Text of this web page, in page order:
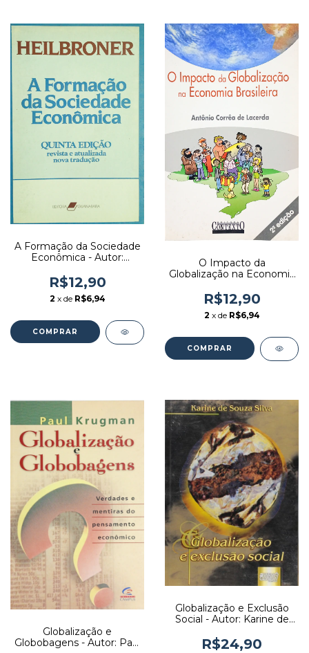
A Formação da Sociedade
Econômica - Autor:
R$12,90
2 x de R$6,94
O Impacto da
Globalização na Economia
Corrêa de Lacerda (1999)
[seminovo]
R$12,90
2 x de R$6,94
Globalização e
Globobagens - Autor: Paul
Globalização e Exclusão
Social - Autor: Karine de
R$24,90